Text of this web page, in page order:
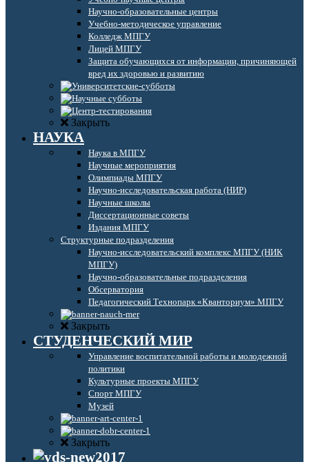
Научно-образовательные центры
Учебно-методическое управление
Колледж МПГУ
Лицей МПГУ
Защита обучающихся от информации, причиняющей
вред их здоровью и развитию
Закрыть
НАУКА
Наука в МПГУ
Научные мероприятия
Олимпиады МПГУ
Научно-исследовательская работа (НИР)
Научные школы
Диссертационные советы
Издания МПГУ
Структурные подразделения
Научно-исследовательский комплекс МПГУ (НИК
МПГУ)
Научно-образовательные подразделения
Обсерватория
Педагогический Технопарк «Кванториум» МПГУ
Закрыть
СТУДЕНЧЕСКИЙ МИР
Управление воспитательной работы и молодежной
политики
Культурные проекты МПГУ
Спорт МПГУ
Музей
Закрыть